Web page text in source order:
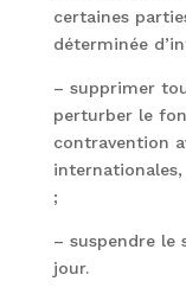
certaines
déterminée
– supprimer
perturber le
contravention
;
– suspendre le
jour.